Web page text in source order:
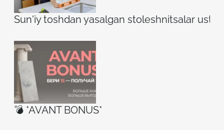
Sun'iy toshdan yasalgan stoleshnitsalar
💣 *AVANT BONUS*